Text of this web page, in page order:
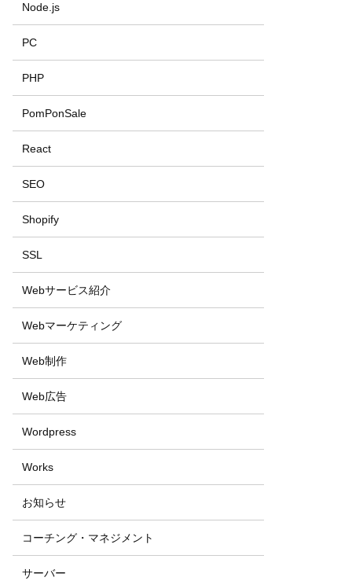
Node.js
PC
PHP
PomPonSale
React
SEO
Shopify
SSL
Webサービス紹介
Webマーケティング
Web制作
Web広告
Wordpress
Works
お知らせ
コーチング・マネジメント
サーバー